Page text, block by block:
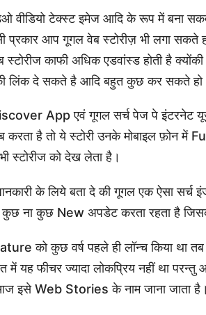
वीडियो टेक्स्ट इमेज आदि के रूप में बना
प्रकार आप गूगल वेब स्टोरीज़ भी लगा सकते
स्टोरीज काफी अधिक एडवांस्ड होती है
लिंक दे सकते है आदि बहुत कुछ कर सकते
App एवं गूगल सर्च पेज पे इंटरनेट
करता है तो ये स्टोरी उनके मोबाइल फ़ोन
स्टोरीज को देख लेता है।
के लिये बता दे की गूगल एक ऐसा सर्च
ना कुछ New अपडेट करता रहता है जिसका
को कुछ वर्ष पहले ही लॉन्च किया
में यह फीचर ज्यादा लोकप्रिय नहीं था
इसे Web Stories के नाम जाना जाता है।